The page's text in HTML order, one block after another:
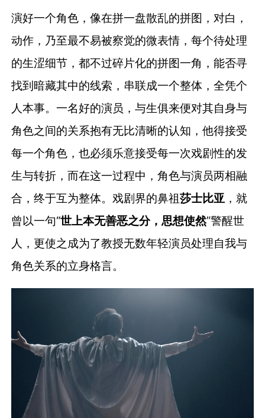
演好一个角色，像在拼一盘散乱的拼图，对白，
动作，乃至最不易被察觉的微表情，每个待处理
的生涩细节，都不过碎片化的拼图一角，能否寻
找到暗藏其中的线索，串联成一个整体，全凭个
人本事。一名好的演员，与生俱来便对其自身与
角色之间的关系抱有无比清晰的认知，他得接受
每一个角色，也必须乐意接受每一次戏剧性的发
生与转折，而在这一过程中，角色与演员两相融
合，终于互为整体。戏剧界的鼻祖莎士比亚 ，就
曾以一句“世上本无善恶之分，思想使然”警醒世
人，更使之成为了教授无数年轻演员处理自我与
角色关系的立身格言。